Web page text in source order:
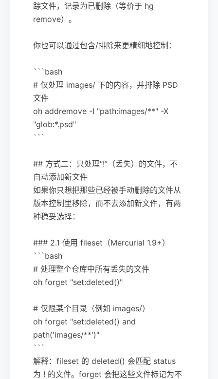
踪文件，记录为已删除（等价于 hg
remove）。
你也可以通过包含/排除来更精细地控制：
```bash
# 仅处理 images/ 下的内容，并排除 PSD
文件
oh addremove -I "path:images/**" -X
"glob:*.psd"
```
## 方式二：只处理“!”（丢失）的文件，不
自动添加新文件
如果你只想把那些已经被手动删除的文件从
版本控制里移除，而不去添加新文件，有两
种稳妥选择：
### 2.1 使用 fileset（Mercurial 1.9+）
```bash
# 处理整个仓库中所有丢失的文件
oh forget "set:deleted()"
# 仅限某个目录（例如 images/）
oh forget "set:deleted() and
path('images/**')"
```
解释：fileset 的 deleted() 会匹配 status
为 ! 的文件。forget 会把这些文件标记为不